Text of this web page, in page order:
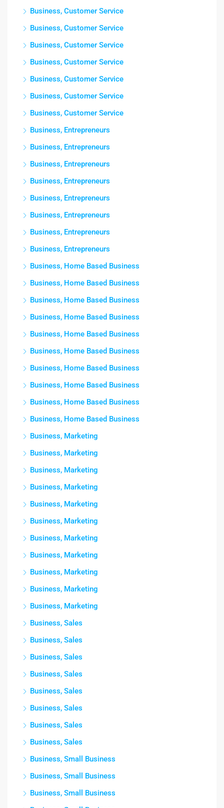
Business, Customer Service
Business, Customer Service
Business, Customer Service
Business, Customer Service
Business, Customer Service
Business, Customer Service
Business, Customer Service
Business, Entrepreneurs
Business, Entrepreneurs
Business, Entrepreneurs
Business, Entrepreneurs
Business, Entrepreneurs
Business, Entrepreneurs
Business, Entrepreneurs
Business, Entrepreneurs
Business, Home Based Business
Business, Home Based Business
Business, Home Based Business
Business, Home Based Business
Business, Home Based Business
Business, Home Based Business
Business, Home Based Business
Business, Home Based Business
Business, Home Based Business
Business, Home Based Business
Business, Marketing
Business, Marketing
Business, Marketing
Business, Marketing
Business, Marketing
Business, Marketing
Business, Marketing
Business, Marketing
Business, Marketing
Business, Marketing
Business, Marketing
Business, Sales
Business, Sales
Business, Sales
Business, Sales
Business, Sales
Business, Sales
Business, Sales
Business, Sales
Business, Small Business
Business, Small Business
Business, Small Business